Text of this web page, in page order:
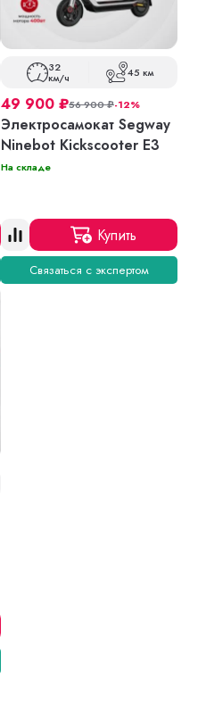
32
км/ч 45 км
49 900 ₽56 900₽-12%
Электросамокат Segway
Ninebot Kickscooter E3
На складе
Купить
Связаться с экспертом